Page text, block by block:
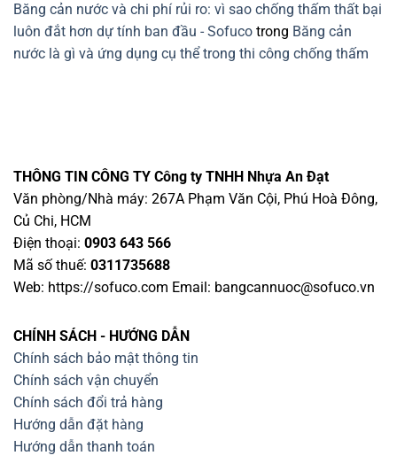
Băng cản nước và chi phí rủi ro: vì sao chống thấm thất bại
luôn đắt hơn dự tính ban đầu - Sofuco trong Băng cản
nước là gì và ứng dụng cụ thể trong thi công chống thấm
THÔNG TIN CÔNG TY Công ty TNHH Nhựa An Đạt
Văn phòng/Nhà máy: 267A Phạm Văn Cội, Phú Hoà Đông,
Củ Chi, HCM
Điện thoại: 0903 643 566
Mã số thuế: 0311735688
Web: https://sofuco.com Email: bangcannuoc@sofuco.vn
CHÍNH SÁCH - HƯỚNG DẪN
Chính sách bảo mật thông tin
Chính sách vận chuyển
Chính sách đổi trả hàng
Hướng dẫn đặt hàng
Hướng dẫn thanh toán